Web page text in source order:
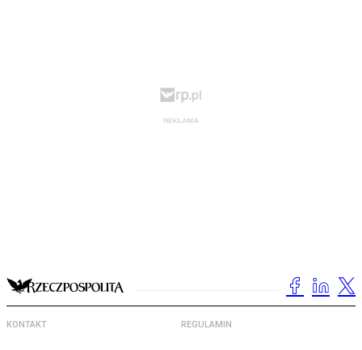
KONTAKT REGULAMIN